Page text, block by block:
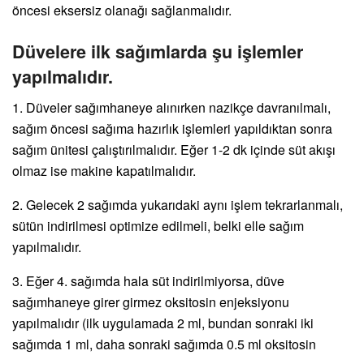
öncesi eksersiz olanağı sağlanmalıdır.
Düvelere ilk sağımlarda şu işlemler
yapılmalıdır.
1. Düveler sağımhaneye alınırken nazikçe davranılmalı,
sağım öncesi sağıma hazırlık işlemleri yapıldıktan sonra
sağım ünitesi çalıştırılmalıdır. Eğer 1-2 dk içinde süt akışı
olmaz ise makine kapatılmalıdır.
2. Gelecek 2 sağımda yukarıdaki aynı işlem tekrarlanmalı,
sütün indirilmesi optimize edilmeli, belki elle sağım
yapılmalıdır.
3. Eğer 4. sağımda hala süt indirilmiyorsa, düve
sağımhaneye girer girmez oksitosin enjeksiyonu
yapılmalıdır (ilk uygulamada 2 ml, bundan sonraki iki
sağımda 1 ml, daha sonraki sağımda 0.5 ml oksitosin